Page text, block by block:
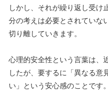
しかし、それが繰り返し受け
分の考えは必要とされていな
切り離していきます。
心理的安全性という言葉は、
したが、要するに「異なる意
い」という安心感のことです。